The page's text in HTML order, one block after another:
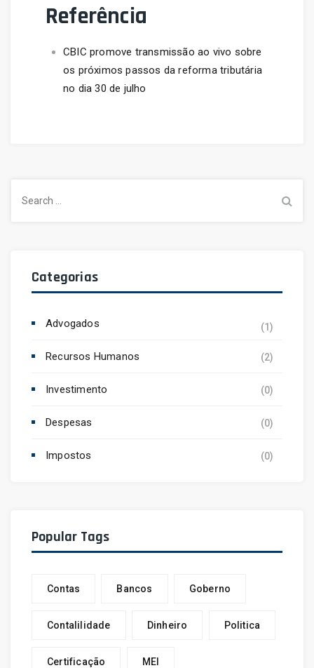
Referência
CBIC promove transmissão ao vivo sobre
os próximos passos da reforma tributária
no dia 30 de julho
for:
Categorias
Advogados (1)
Recursos Humanos (2)
Investimento (0)
Despesas (0)
Impostos (0)
Popular Tags
Contas Bancos Goberno
Contalilidade Dinheiro Politica
Certificação MEI